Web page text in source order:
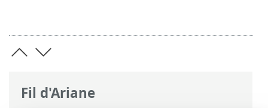
Fil d'Ariane